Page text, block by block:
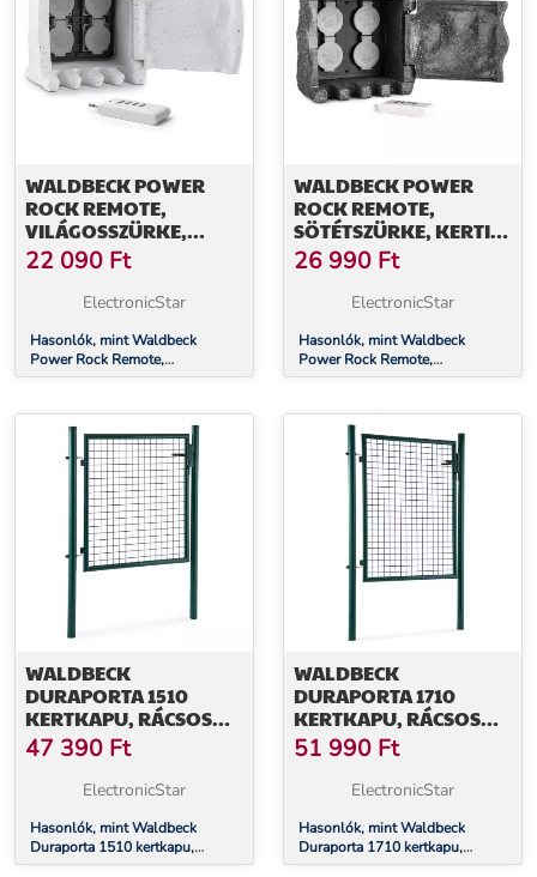
WALDBECK POWER
ROCK REMOTE,
VILÁGOSSZÜRKE,
KERTI CSATLAKOZÓ
ALJZAT, 4-ES ELOSZTÓ,
1,5 M, TÁVIRÁNYÍTÓ,
22 090 Ft
ElectronicStar
Hasonlók, mint Waldbeck
Power Rock Remote,
világosszürke, kerti csatlakozó
távirányító, szikla
WALDBECK POWER
ROCK REMOTE,
SÖTÉTSZÜRKE, KERTI
CSATLAKOZÓ ALJZAT,
4-ES ELOSZTÓ, 3 M,
TÁVIRÁNYÍTÓ, SZIKLA
26 990 Ft
ElectronicStar
Hasonlók, mint Waldbeck
Power Rock Remote,
sötétszürke, kerti csatlakozó
távirányító, szikla
WALDBECK
DURAPORTA 1510
KERTKAPU, RÁCSOS
KAPU, 1,5 M MAGAS,
ACÉL, ZÁR, ZÖLD
47 390 Ft
ElectronicStar
Hasonlók, mint Waldbeck
Duraporta 1510 kertkapu,
rácsos kapu, 1,5 m magas, acél,
WALDBECK
DURAPORTA 1710
KERTKAPU, RÁCSOS
KAPU, 1,7 M MAGAS,
ACÉL, ZÁR, ZÖLD
51 990 Ft
ElectronicStar
Hasonlók, mint Waldbeck
Duraporta 1710 kertkapu,
rácsos kapu, 1,7 m magas, acél,